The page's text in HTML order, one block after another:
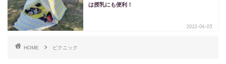
は授乳にも便利！
2022-06-03
HOME ピクニック